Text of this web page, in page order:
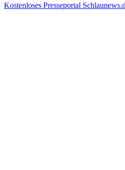
Kostenloses Presseportal